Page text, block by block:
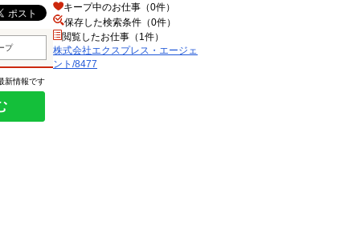
プ
新情報です
キープ中のお仕事（0件）
保存した検索条件（0件）
閲覧したお仕事（1件）
株式会社エクスプレス・エージェ
ント/8477